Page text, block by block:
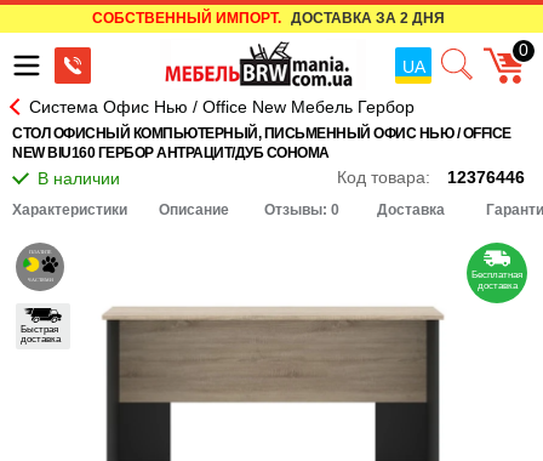
СОБСТВЕННЫЙ ИМПОРТ. ДОСТАВКА ЗА 2 ДНЯ
UA
0
Система Офис Нью / Office New Мебель Гербор
СТОЛ ОФИСНЫЙ КОМПЬЮТЕРНЫЙ, ПИСЬМЕННЫЙ ОФИС НЬЮ / OFFICE
NEW BIU160 ГЕРБОР АНТРАЦИТ/ДУБ СОНОМА
Код товара: 12376446
Характеристики Описание Отзывы: 0 Доставка